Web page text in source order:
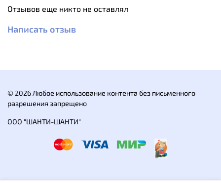
Расход газа: 90 гр/ час.
Размер: 19 х 6,7 х 2,5 см.
Отзывов еще никто не оставлял
Написать отзыв
© 2026 Любое использование контента без письменного
разрешения запрещено
ООО "ШАНТИ-ШАНТИ"